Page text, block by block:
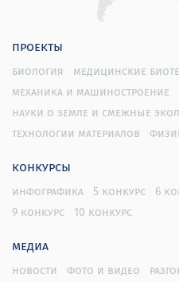
проекты
биология
медицинские
механика и машиностроение
науки о земле и смежные
технологии материалов
конкурсы
инфографика 5 конкурс 6
9 конкурс
10 конкурс
медиа
новости фото и видео